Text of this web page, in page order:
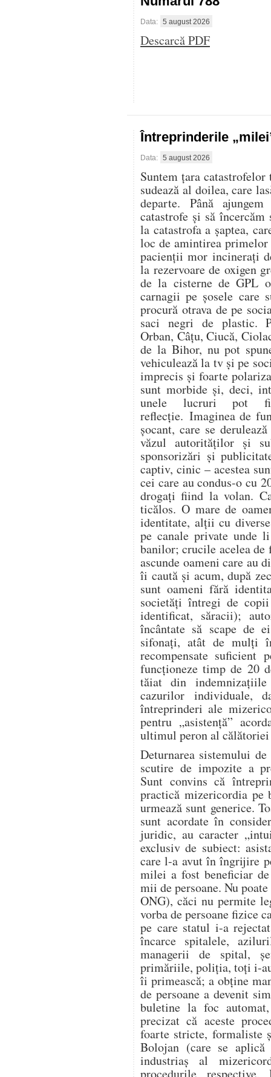
Data: 5 august 2026
Descarcă PDF
Întreprinderile
Data: 5 august 2026
Suntem țara
sudează al doilea, care
departe. Până
catastrofe și să
la catastrofa a șaptea,
loc de amintirea
pacienții mor incinerați
la rezervoare de oxigen
de la cisterne de GPL
carnagii pe șosele care
procură otrava de pe
saci negri de plastic.
Orban, Câțu, Ciucă,
de la Bihor, nu pot
vehiculează la tv și pe
imprecis și foarte
sunt morbide și, deci,
unele lucruri pot
reflecție. Imaginea de
șocant, care se
văzul autorităților și
sponsorizări și
captiv, cinic – acestea
cei care au condus-o cu
drogați fiind la volan.
ticălos. O mare de
identitate, alții cu
pe canale private unde
banilor; crucile acelea de
ascunde oameni care au
îi caută și acum, după
sunt oameni fără
societăți întregi de
identificat, săracii);
încântate să scape de
sifonați, atât de mulți
recompensate suficient
funcționeze timp de 20
tăiat din
cazurilor individuale,
întreprinderi ale
pentru „asistență”
ultimul peron al
Deturnarea sistemului
scutire de impozite a
Sunt convins că
practică mizericordia pe
urmează sunt generice.
sunt acordate în
juridic, au caracter
exclusiv de subiect:
care l-a avut în îngrijire
milei a fost beneficiar
mii de persoane. Nu
ONG), căci nu permite
vorba de persoane fizice
pe care statul i-a
încarce spitalele,
managerii de spital,
primăriile, poliția, toți i-
îi primească; a obține
de persoane a devenit
buletine la foc
precizat că aceste
foarte stricte, formaliste
Bolojan (care se
industriaș al
procedurile